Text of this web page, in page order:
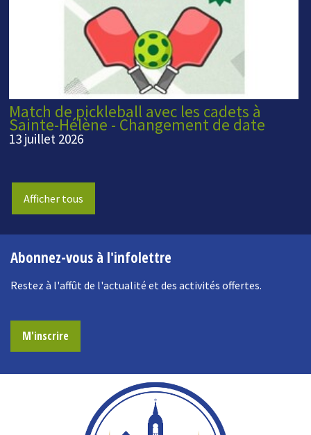
Match de pickleball avec les cadets à
Sainte-Hélène - Changement de date
13 juillet 2026
Afficher tous
Abonnez-vous à l'infolettre
Restez à l'affût de l'actualité et des activités offertes.
M'inscrire